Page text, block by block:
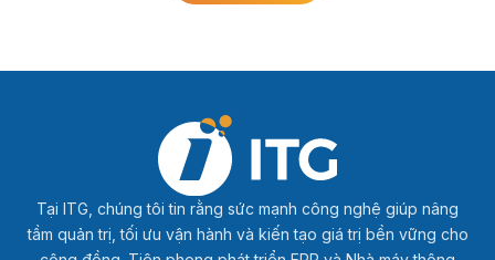
Tại ITG, chúng tôi tin rằng sức mạnh công nghệ giúp nâng
tầm quản trị, tối ưu vận hành và kiến tạo giá trị bền vững cho